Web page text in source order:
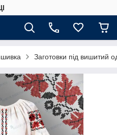
Заготовки під вишитий